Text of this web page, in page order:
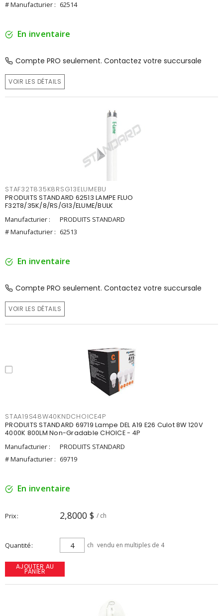
# Manufacturier : 62514
En inventaire
Compte PRO seulement. Contactez votre succursale
VOIR LES DÉTAILS
STAF32T835K8RSG13ELUMEBU
PRODUITS STANDARD 62513 LAMPE FLUO
F32T8/35K/8/RS/G13/ELUME/BULK
Manufacturier :
PRODUITS STANDARD
# Manufacturier : 62513
En inventaire
Compte PRO seulement. Contactez votre succursale
VOIR LES DÉTAILS
STAA19S48W40KNDCHOICE4P
PRODUITS STANDARD 69719 Lampe DEL A19 E26 Culot 8W 120V
4000K 800LM Non-Gradable CHOICE - 4P
Manufacturier :
PRODUITS STANDARD
# Manufacturier : 69719
En inventaire
Prix 2,8000 $ / ch
Quantité ch vendu en multiples de 4
AJOUTER AU
PANIER